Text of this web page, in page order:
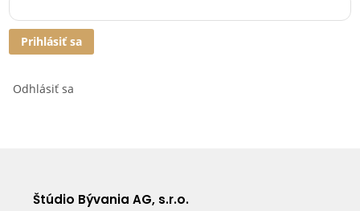
Prihlásiť sa
Odhlásiť sa
Štúdio Bývania AG, s.r.o.